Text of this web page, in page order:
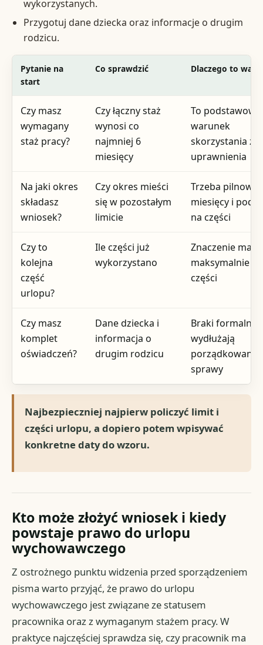
wykorzystanych.
Przygotuj dane dziecka oraz informacje o drugim
rodzicu.
Pytanie na
start
Co sprawdzić Dlaczego to
Czy masz
wymagany
staż pracy?
Czy łączny staż
wynosi co
najmniej 6
miesięcy
To podstawowy
warunek
skorzystania z
uprawnienia
Na jaki okres
składasz
wniosek?
Czy okres mieści
się w pozostałym
limicie
Trzeba
miesięcy i
na części
Czy to
kolejna
część
urlopu?
Ile części już
wykorzystano
Znaczenie ma
maksymalnie 5
części
Czy masz
komplet
oświadczeń?
Dane dziecka i
informacja o
drugim rodzicu
Braki formalne
wydłużają
porządkowanie
sprawy
Najbezpieczniej najpierw policzyć limit i
części urlopu, a dopiero potem wpisywać
konkretne daty do wzoru.
Kto może złożyć wniosek i kiedy
powstaje prawo do urlopu
wychowawczego
Z ostrożnego punktu widzenia przed sporządzeniem
pisma warto przyjąć, że prawo do urlopu
wychowawczego jest związane ze statusem
pracownika oraz z wymaganym stażem pracy. W
praktyce najczęściej sprawdza się, czy pracownik ma